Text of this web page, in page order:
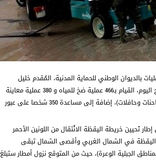
بالديوان الوطني للحماية المدنية، المُقدم خليل
المشري، إنّه قد تم إلى حدود الساعة السادسة من صباح اليوم، القيام بـ466 عملية ضخ للمياه و 380 عملية معاينة
للطرقات المقطوعة و إزاحة 271 وسيلة نقل (سيارات وشاحنات وحافلات)، إضافة إلى مساعدة 350 شخصا على عبور
تَحيين خريطة اليقظة الانْتقال من اللونين الأحمر
اليقظة في الشمال الغربي وأقصى الشمال تبقى
الجبلية الوعرة)، حيث من المتوقع نزول أمطار ستبلغ